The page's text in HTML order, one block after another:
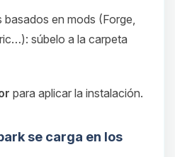
basados en mods (Forge,
súbelo a la carpeta
para aplicar la instalación.
se carga en los